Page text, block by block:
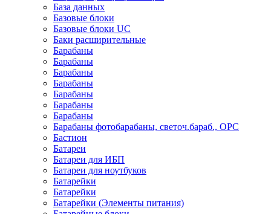
База данных
Базовые блоки
Базовые блоки UC
Баки расширительные
Барабаны
Барабаны
Барабаны
Барабаны
Барабаны
Барабаны
Барабаны
Барабаны фотобарабаны, светоч.бараб., OPC
Бастион
Батареи
Батареи для ИБП
Батареи для ноутбуков
Батарейки
Батарейки
Батарейки (Элементы питания)